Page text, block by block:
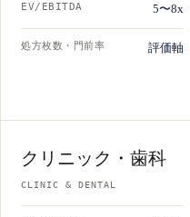
EV/EBITDA 5〜8x
処方枚数・門前率 評価軸
クリニック・歯科
CLINIC & DENTAL